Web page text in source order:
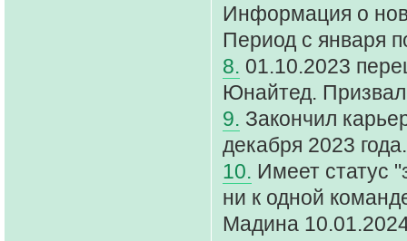
Информация о
Период с января
8. 01.10.2023
Юнайтед.
9. Закончил
декабря 2023 года.
10. Имеет статус
ни к одной
Мадина